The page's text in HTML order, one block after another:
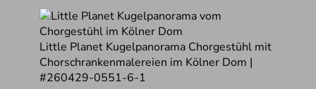
Little Planet Kugelpanorama Chorgestühl mit
Chorschrankenmalereien im Kölner Dom |
#260429-0551-6-1